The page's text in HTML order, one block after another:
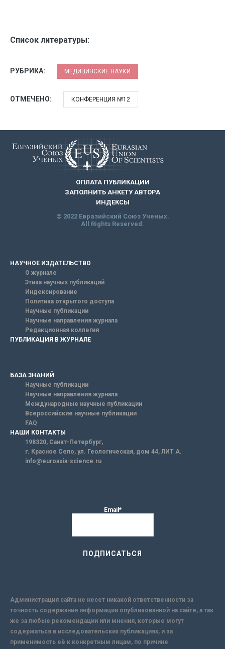
Список литературы:
РУБРИКА: МЕДИЦИНСКИЕ НАУКИ
ОТМЕЧЕНО: КОНФЕРЕНЦИЯ №12
ОПЛАТА ПУБЛИКАЦИИ
ЗАПОЛНИТЬ АНКЕТУ АВТОРА
ИНДЕКСЫ
© 2022 Евразийский Союз Ученых.
All Rights Reserved.
НАУЧНОЕ ИЗДАТЕЛЬСТВО
О журнале
Этика научных публикаций
Индексирование
Политика открытого доступа
Научные публикации
Научные направления журнала
Редакционная коллегия
ПУБЛИКАЦИЯ В ЖУРНАЛЕ
БАЗА ЗНАНИЙ
Научные публикации
Научные направления журнала
Международные научные публикации
Всероссийские научные публикации
FAQ
НАШИ КОНТАКТЫ
198320, Санкт-Петербург,
г. Красное Село, ул. Геологическая, дом 44, ЛИТ А.
info@euroasia-science.ru
Email*
Администрация сайта не несет никакой ответственности за
точность содержания информации опубликованной на сайте, а так
же за любые рекомендации или мнения, которые могут
содержаться в исследовательских публикациях, и за
применимость её к конкретным лицам, по причине